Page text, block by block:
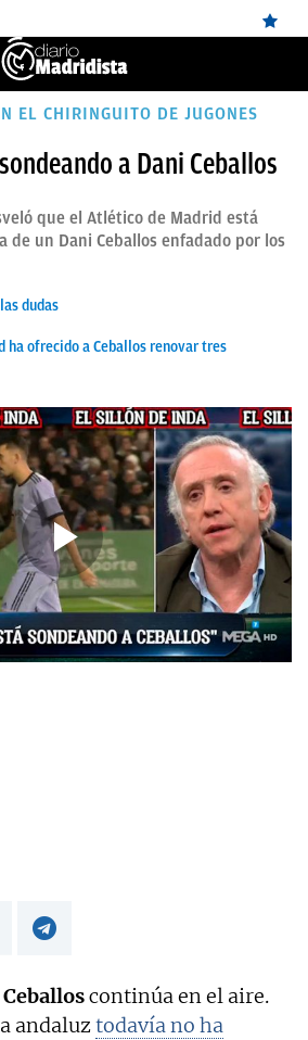
EL CHIRINGUITO DE JUGONES
a Dani Ceballos
que el Atlético de Madrid está
de un Dani Ceballos enfadado por los
dudas
ha ofrecido a Ceballos renovar tres
continúa en el aire.
andaluztodavía no ha